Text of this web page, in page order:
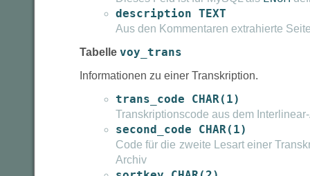
description TEXT
Aus den Kommentaren extrahierte
Tabelle voy_trans
Informationen zu einer Transkription.
trans_code CHAR(1)
Transkriptionscode aus dem
second_code CHAR(1)
Code für die zweite Lesart einer
Archiv